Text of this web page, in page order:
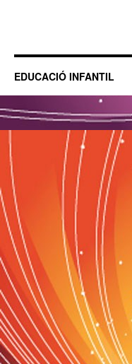
EDUCACIÓ INFANTIL